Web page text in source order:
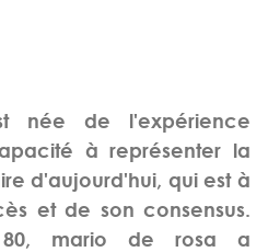
née de l'expérience
à représenter la
d'aujourd'hui, qui est à
et de son consensus.
mario de rosa a